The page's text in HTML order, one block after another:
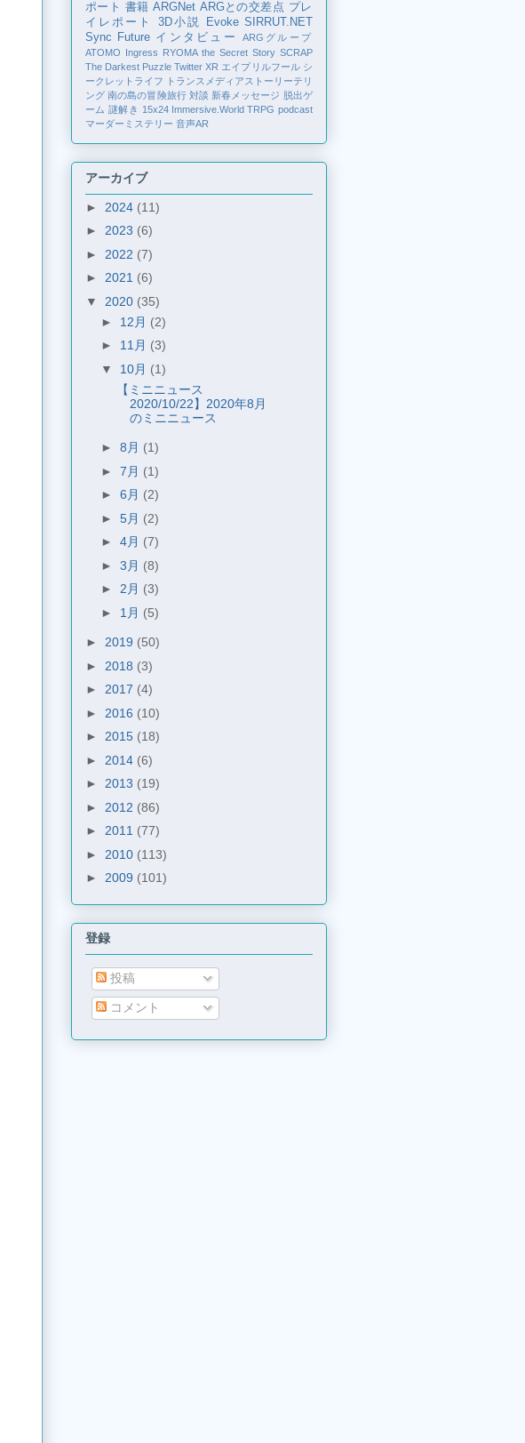
ポート 書籍 ARGNet ARGとの交差点 プレ
イレポート
3D小説 Evoke SIRRUT.NET
Sync Future インタビュー
ARGグループ
ATOMO Ingress RYOMA the Secret Story SCRAP
The Darkest Puzzle Twitter XR エイプリルフール シ
ークレットライフ
トランスメディアストーリーテリ
ング 南の島の冒険旅行 対談 新春メッセージ 脱出ゲ
ーム 謎解き 15x24 Immersive.World TRPG podcast
マーダーミステリー 音声AR
アーカイブ
► 2024 (11)
► 2023 (6)
► 2022 (7)
► 2021 (6)
▼ 2020 (35)
► 12月 (2)
► 11月 (3)
▼ 10月 (1)
【ミニニュース
2020/10/22】2020年8月
のミニニュース
► 8月 (1)
► 7月 (1)
► 6月 (2)
► 5月 (2)
► 4月 (7)
► 3月 (8)
► 2月 (3)
► 1月 (5)
► 2019 (50)
► 2018 (3)
► 2017 (4)
► 2016 (10)
► 2015 (18)
► 2014 (6)
► 2013 (19)
► 2012 (86)
► 2011 (77)
► 2010 (113)
► 2009 (101)
登録
投稿
コメント